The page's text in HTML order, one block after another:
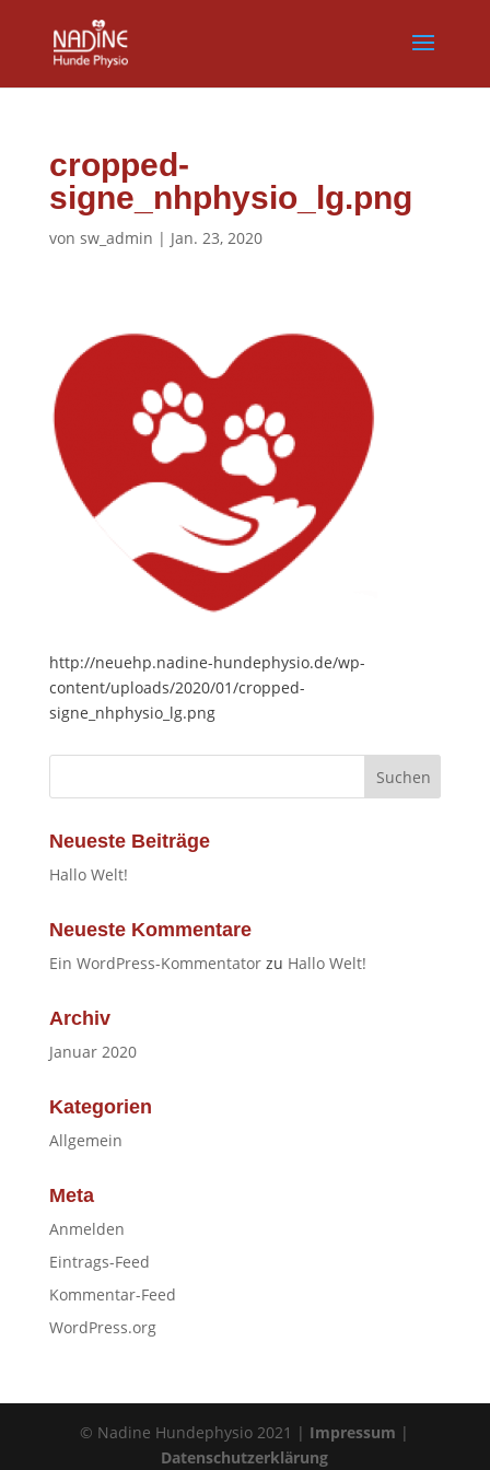
cropped-
signe_nhphysio_lg.png
von sw_admin | Jan. 23, 2020
http://neuehp.nadine-hundephysio.de/wp-
content/uploads/2020/01/cropped-
signe_nhphysio_lg.png
Neueste Beiträge
Hallo Welt!
Neueste Kommentare
Ein WordPress-Kommentatorzu Hallo Welt!
Archiv
Januar 2020
Kategorien
Allgemein
Meta
Anmelden
Eintrags-Feed
Kommentar-Feed
WordPress.org
© Nadine Hundephysio 2021 | Impressum |
Datenschutzerklärung